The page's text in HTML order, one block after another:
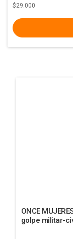
$29.000
ONCE
golpe militar-